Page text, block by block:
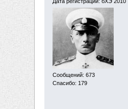
Сообщений: 673
Спасибо: 179